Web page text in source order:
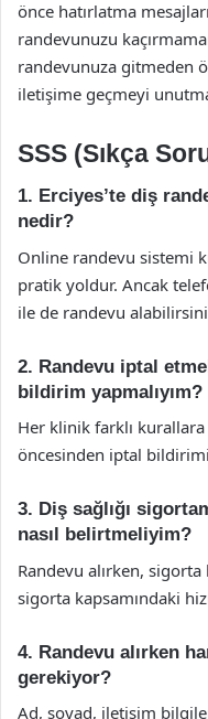
önce hatırlatma
randevunuzu
randevunuza gitmeden
iletişime geçmeyi
SSS (Sıkça
1. Erciyes’te diş
nedir?
Online randevu sistemi
pratik yoldur. Ancak
ile de randevu
2. Randevu iptal
bildirim yapmalıyım?
Her klinik farklı
öncesinden iptal bildirimi
3. Diş sağlığı
nasıl belirtmeliyim?
Randevu alırken,
sigorta kapsamındaki
4. Randevu alırken
gerekiyor?
Ad, soyad, iletişim